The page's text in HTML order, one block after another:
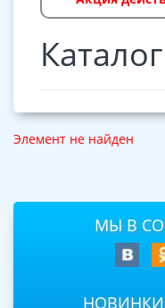
Каталог
Элемент не найден
МЫ В